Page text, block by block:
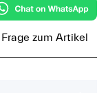
Frage zum Artikel